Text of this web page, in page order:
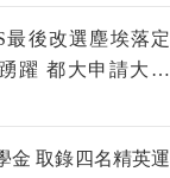
最後改選塵埃落定
躍 都大申請大增
金 取錄四名精英運